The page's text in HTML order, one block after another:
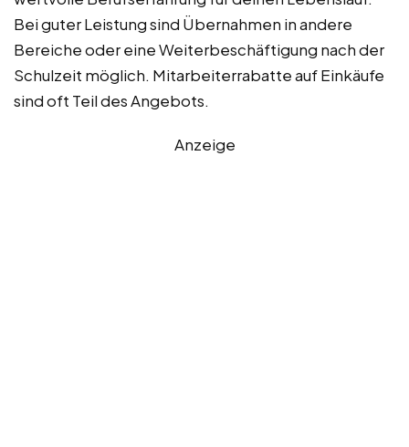
Bei guter Leistung sind Übernahmen in andere
Bereiche oder eine Weiterbeschäftigung nach der
Schulzeit möglich. Mitarbeiterrabatte auf Einkäufe
sind oft Teil des Angebots.
Anzeige